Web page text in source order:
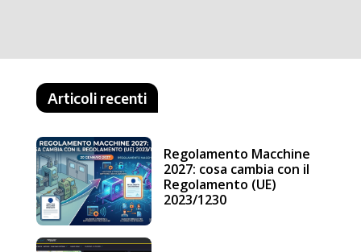
Articoli recenti
Regolamento Macchine
2027: cosa cambia con il
Regolamento (UE)
2023/1230